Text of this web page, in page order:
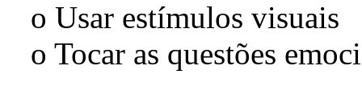
o Usar estímulos visuais
o Tocar as questões